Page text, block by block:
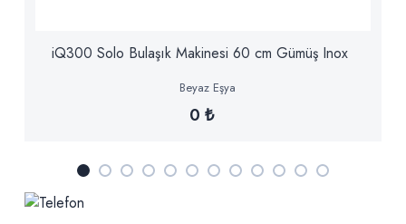
iQ300 Solo Bulaşık Makinesi 60 cm Gümüş Inox
Beyaz Eşya
0 ₺